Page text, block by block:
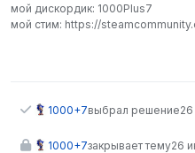
мой дискордик: 1000Plus7
мой стим: https://
1000+7выбрал решение26
1000+7закрывает тему26